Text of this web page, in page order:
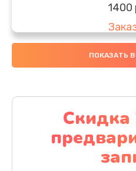
1400
Замена
1950
ПОКАЗАТЬ
Скидка